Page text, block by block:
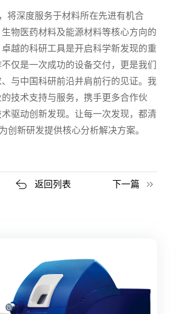
深度服务于材料所在先进有机合
物医药材料及能源材料等核心方向的
越的科研工具是开启科学新发现的重
仅是一次成功的设备交付，更是我们
与中国科研前沿并肩前行的见证。我
技术支持与服务，携手更多合作伙
驱动创新发现。让每一次发现，都清
创新研发提供核心分析解决方案。
返回列表 下一篇